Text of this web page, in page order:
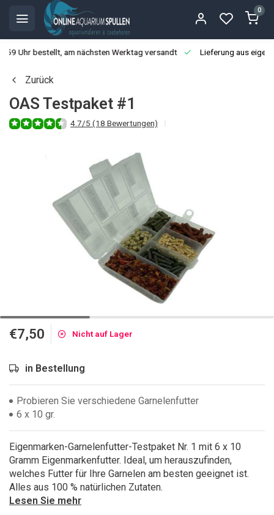
0
Uhr bestellt, am nächsten Werktag versandt Lieferung aus
Zurück
OAS Testpaket #1
4.7/5 (18 Bewertungen)
€7,50 Nicht auf Lager
in Bestellung
Probieren Sie verschiedene Garnelenfutter
6 x 10 gr.
Eigenmarken-Garnelenfutter-Testpaket Nr. 1 mit 6 x 10
Gramm Eigenmarkenfutter. Ideal, um herauszufinden,
welches Futter für Ihre Garnelen am besten geeignet ist.
Alles aus 100 % natürlichen Zutaten.
Lesen Sie mehr